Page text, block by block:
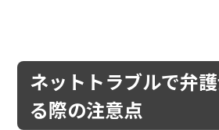
ネットトラブルで弁
る際の注意点